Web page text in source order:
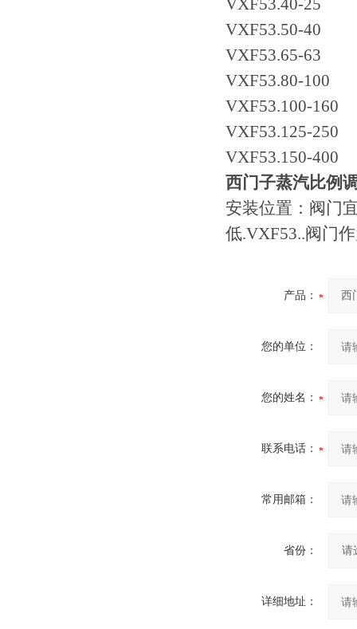
VXF53.40-25
VXF53.50-40
VXF53.65-63
VXF53.80-100
VXF53.100-160
VXF53.125-250
VXF53.150-400
西门子蒸汽比例
安装位置：阀门
低.VXF53..阀门
产品：
您的单位：
您的姓名：
联系电话：
常用邮箱：
省份：
详细地址：